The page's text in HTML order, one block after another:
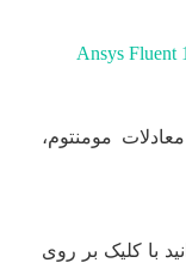
مومنتوم،
با کلیک بر روی